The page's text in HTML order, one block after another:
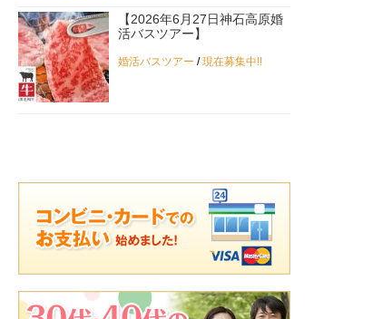
【2026年6月27日神石高原婚
活バスツアー】
婚活バスツアー /現在募集中!!